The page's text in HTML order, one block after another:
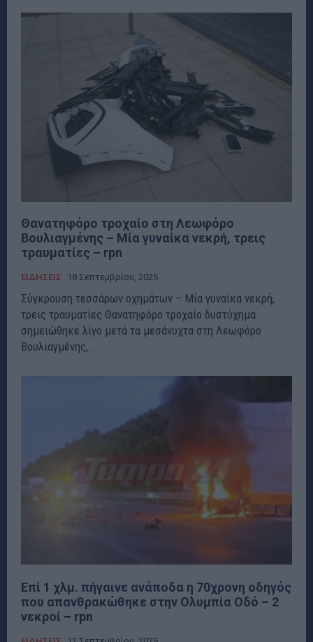
Θανατηφόρο τροχαίο στη Λεωφόρο
Βουλιαγμένης – Μία γυναίκα νεκρή, τρεις
τραυματίες – rpn
ΕΙΔΗΣΕΙΣ 18 Σεπτεμβρίου, 2025
Σύγκρουση τεσσάρων οχημάτων – Μία γυναίκα νεκρή,
τρεις τραυματίες Θανατηφόρο τροχαίο δυστύχημα
σημειώθηκε λίγο μετά τα μεσάνυχτα στη Λεωφόρο
Βουλιαγμένης,...
Επί 1 χλμ. πήγαινε ανάποδα η 70χρονη οδηγός
που απανθρακώθηκε στην Ολυμπία Οδό – 2
νεκροί – rpn